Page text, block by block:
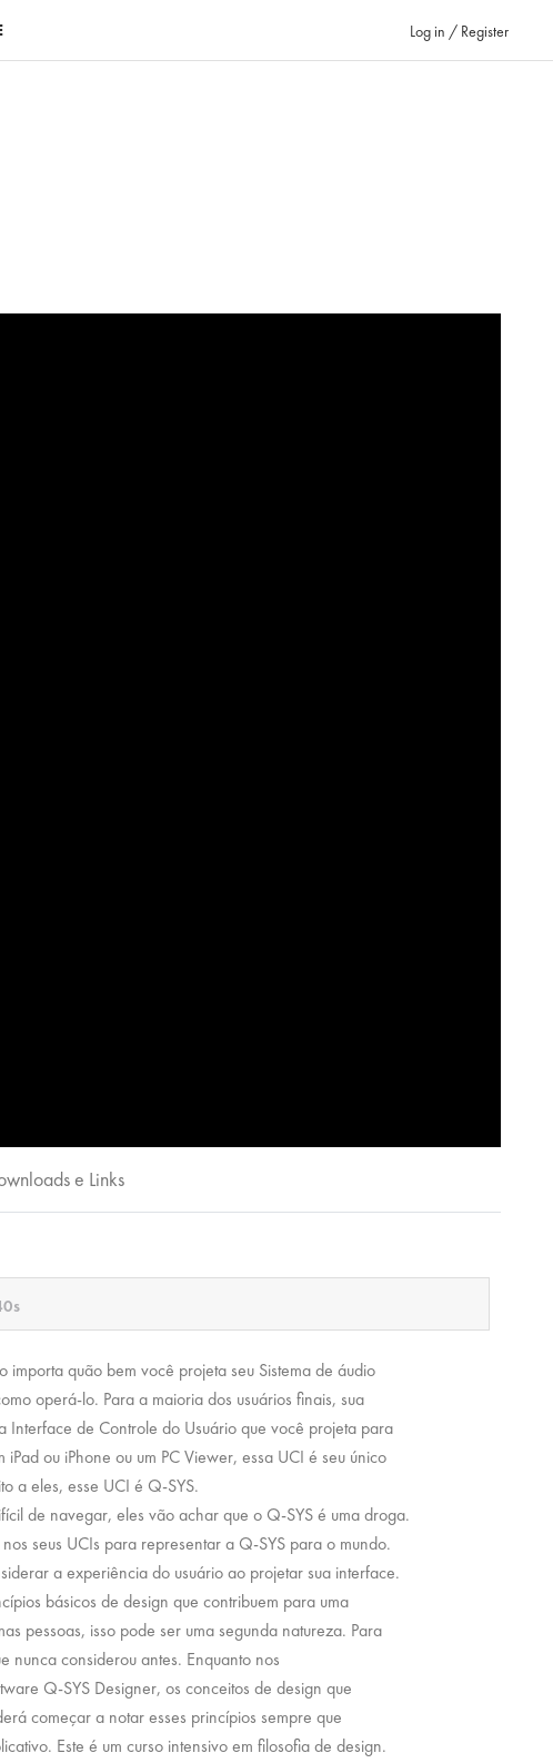
Log in / Register
e Links
quão bem você projeta seu Sistema de áudio
operá-lo. Para a maioria dos usuários finais, sua
Interface de Controle do Usuário que você projeta para
ou iPhone ou um PC Viewer, essa UCI é seu único
a eles, esse UCI é Q-SYS.
de navegar, eles vão achar que o Q-SYS é uma droga.
seus UCIs para representar a Q-SYS para o mundo.
a experiência do usuário ao projetar sua interface.
básicos de design que contribuem para uma
pessoas, isso pode ser uma segunda natureza. Para
nunca considerou antes. Enquanto nos
Q-SYS Designer, os conceitos de design que
começar a notar esses princípios sempre que
Este é um curso intensivo em filosofia de design.